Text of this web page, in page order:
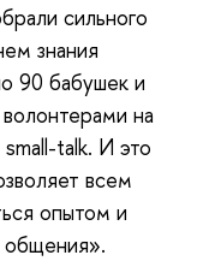
сильного
знания
90 бабушек и
на
talk. И это
всем
опытом и